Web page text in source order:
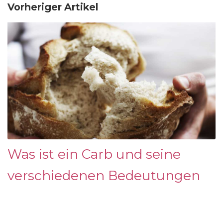
Vorheriger Artikel
Was ist ein Carb und seine
verschiedenen Bedeutungen